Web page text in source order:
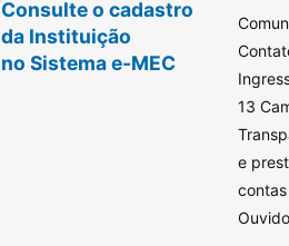
Consulte o cadastro
da Instituição
no Sistema e-MEC
13
e
contas